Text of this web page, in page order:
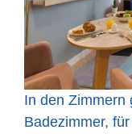
In den Zimmern
Badezimmer,